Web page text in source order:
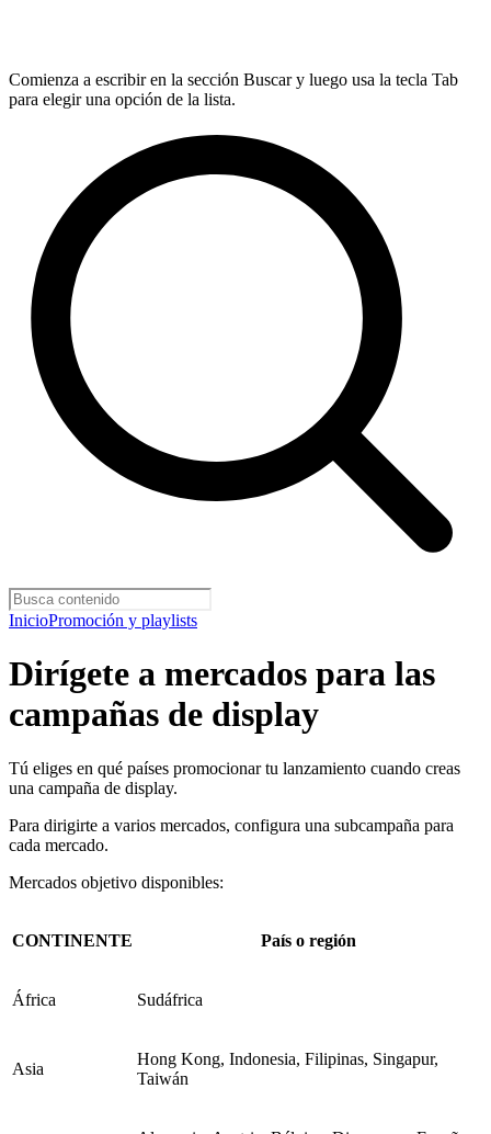
Comienza a escribir en la sección Buscar y luego usa la tecla Tab
para elegir una opción de la lista.
InicioPromoción y playlists
Dirígete a mercados para las
campañas de display
Tú eliges en qué países promocionar tu lanzamiento cuando creas
una campaña de display.
Para dirigirte a varios mercados, configura una subcampaña para
cada mercado.
Mercados objetivo disponibles:
CONTINENTE País o región
África Sudáfrica
Asia
Hong Kong, Indonesia, Filipinas, Singapur,
Taiwán